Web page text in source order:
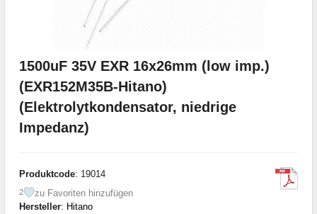
1500uF 35V EXR 16x26mm (low imp.)
(EXR152M35B-Hitano)
(Elektrolytkondensator, niedrige
Impedanz)
Produktcode: 19014
2
zu Favoriten hinzufügen
Hersteller: Hitano